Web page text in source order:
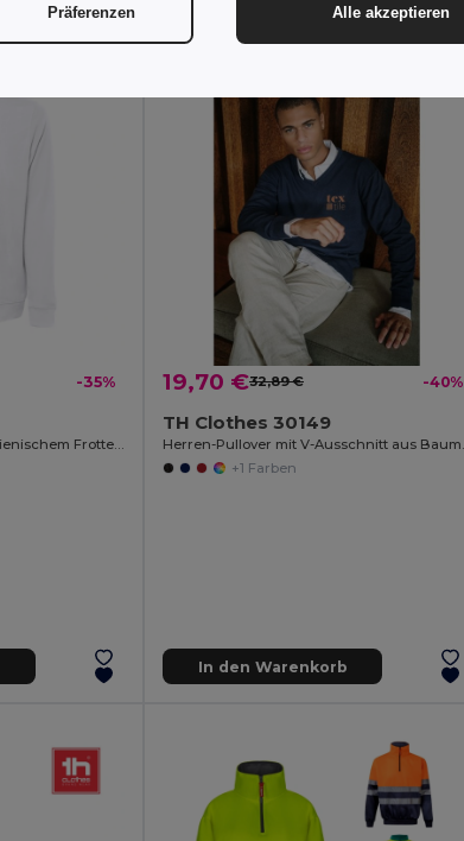
-35%
Sweatshirt (unisex) aus italienischem Frottee ohne Krempel. Weiße Farbe
19,70 €32,89 € -40%
TH Clothes 30149
+1 Farben
In den Warenkorb
Präferenzen Alle akzeptieren